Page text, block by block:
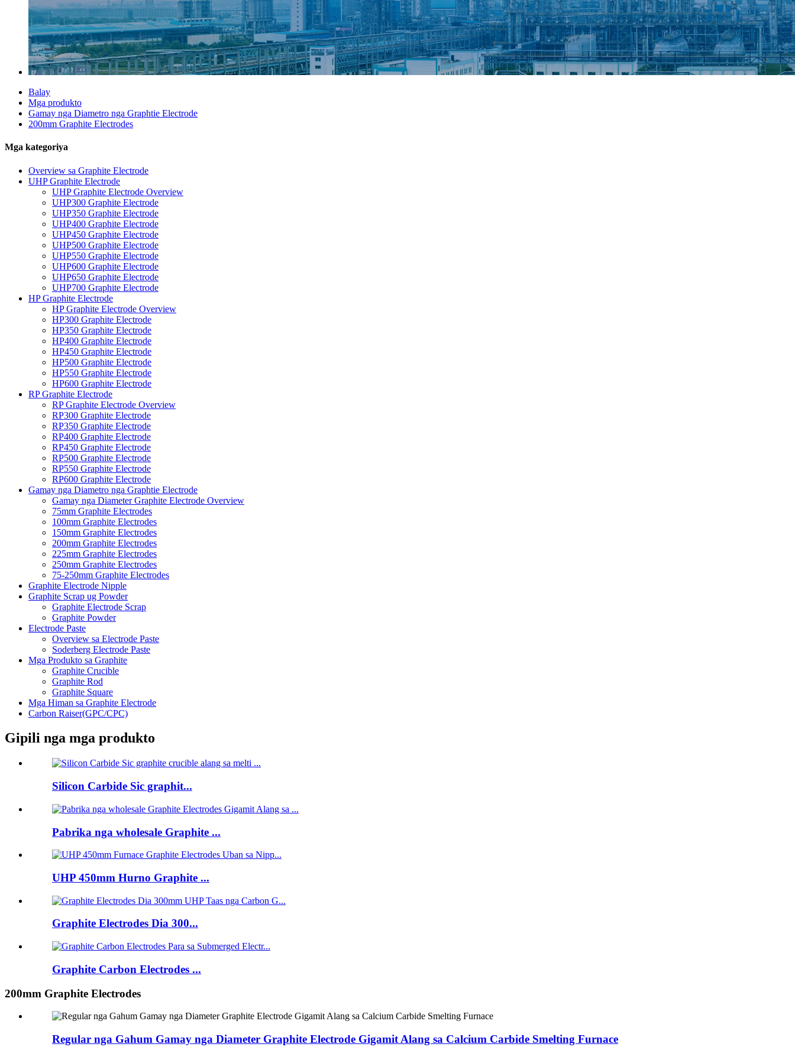
Balay
Mga produkto
Gamay nga Diametro nga Graphtie Electrode
200mm Graphite Electrodes
Mga kategoriya
Overview sa Graphite Electrode
UHP Graphite Electrode
UHP Graphite Electrode Overview
UHP300 Graphite Electrode
UHP350 Graphite Electrode
UHP400 Graphite Electrode
UHP450 Graphite Electrode
UHP500 Graphite Electrode
UHP550 Graphite Electrode
UHP600 Graphite Electrode
UHP650 Graphite Electrode
UHP700 Graphite Electrode
HP Graphite Electrode
HP Graphite Electrode Overview
HP300 Graphite Electrode
HP350 Graphite Electrode
HP400 Graphite Electrode
HP450 Graphite Electrode
HP500 Graphite Electrode
HP550 Graphite Electrode
HP600 Graphite Electrode
RP Graphite Electrode
RP Graphite Electrode Overview
RP300 Graphite Electrode
RP350 Graphite Electrode
RP400 Graphite Electrode
RP450 Graphite Electrode
RP500 Graphite Electrode
RP550 Graphite Electrode
RP600 Graphite Electrode
Gamay nga Diametro nga Graphtie Electrode
Gamay nga Diameter Graphite Electrode Overview
75mm Graphite Electrodes
100mm Graphite Electrodes
150mm Graphite Electrodes
200mm Graphite Electrodes
225mm Graphite Electrodes
250mm Graphite Electrodes
75-250mm Graphite Electrodes
Graphite Electrode Nipple
Graphite Scrap ug Powder
Graphite Electrode Scrap
Graphite Powder
Electrode Paste
Overview sa Electrode Paste
Soderberg Electrode Paste
Mga Produkto sa Graphite
Graphite Crucible
Graphite Rod
Graphite Square
Mga Himan sa Graphite Electrode
Carbon Raiser(GPC/CPC)
Gipili nga mga produkto
Silicon Carbide Sic graphit...
Pabrika nga wholesale Graphite ...
UHP 450mm Hurno Graphite ...
Graphite Electrodes Dia 300...
Graphite Carbon Electrodes ...
200mm Graphite Electrodes
Regular nga Gahum Gamay nga Diameter Graphite Electrode Gigamit Alang sa Calcium Carbide Smelting Furnace